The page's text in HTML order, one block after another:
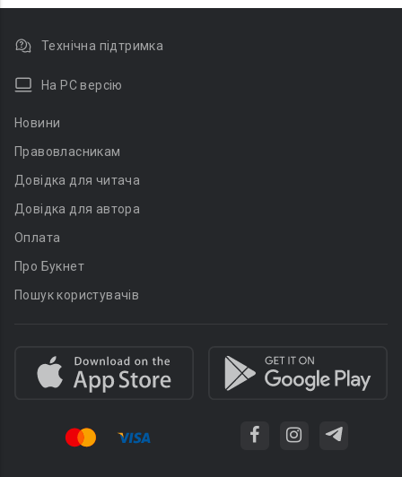
Технічна підтримка
На PC версію
Новини
Правовласникам
Довідка для читача
Довідка для автора
Оплата
Про Букнет
Пошук користувачів